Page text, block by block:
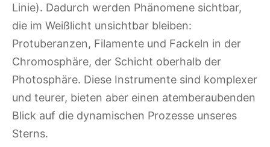
Linie). Dadurch werden Phänomene sichtbar,
die im Weißlicht unsichtbar bleiben:
Protuberanzen, Filamente und Fackeln in der
Chromosphäre, der Schicht oberhalb der
Photosphäre. Diese Instrumente sind komplexer
und teurer, bieten aber einen atemberaubenden
Blick auf die dynamischen Prozesse unseres
Sterns.